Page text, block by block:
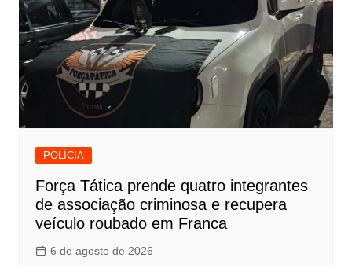
POLÍCIA
Força Tática prende quatro integrantes
de associação criminosa e recupera
veículo roubado em Franca
6 de agosto de 2026